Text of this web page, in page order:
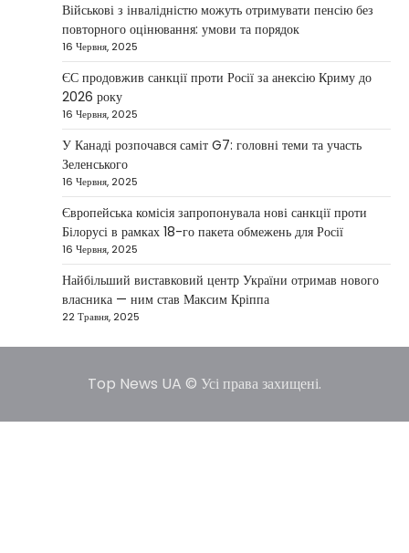
міжнародних партнерів у стабілізації ситуації
на…
НОВИНИ
Конфлікт на Близькому Сході
паралізував туризм і
авіаперевезення
1 Березня, 2026
Загострення конфлікту на Близькому Сході
суттєво вплинуло на міжнародні подорожі та
туристичну індустрію. Після ударів…
5
США не відкидають можливість
удару по Ірану у разі провалу
переговорів
Kolomysheva Anastasiya
17 Червня,
У США не виключають застосування сили проти
принесуть бажаних результатів.…
Військові з інвалідністю можуть отримувати пенсію без
повторного оцінювання: умови та порядок
16 Червня, 2025
ЄС продовжив санкції проти Росії за анексію Криму до
2026 року
16 Червня, 2025
У Канаді розпочався саміт G7: головні теми та участь
Зеленського
16 Червня, 2025
Європейська комісія запропонувала нові санкції проти
Білорусі в рамках 18-го пакета обмежень для Росії
16 Червня, 2025
Найбільший виставковий центр України отримав нового
власника — ним став Максим Кріппа
22 Травня, 2025
Top News UA © Усі права захищені.